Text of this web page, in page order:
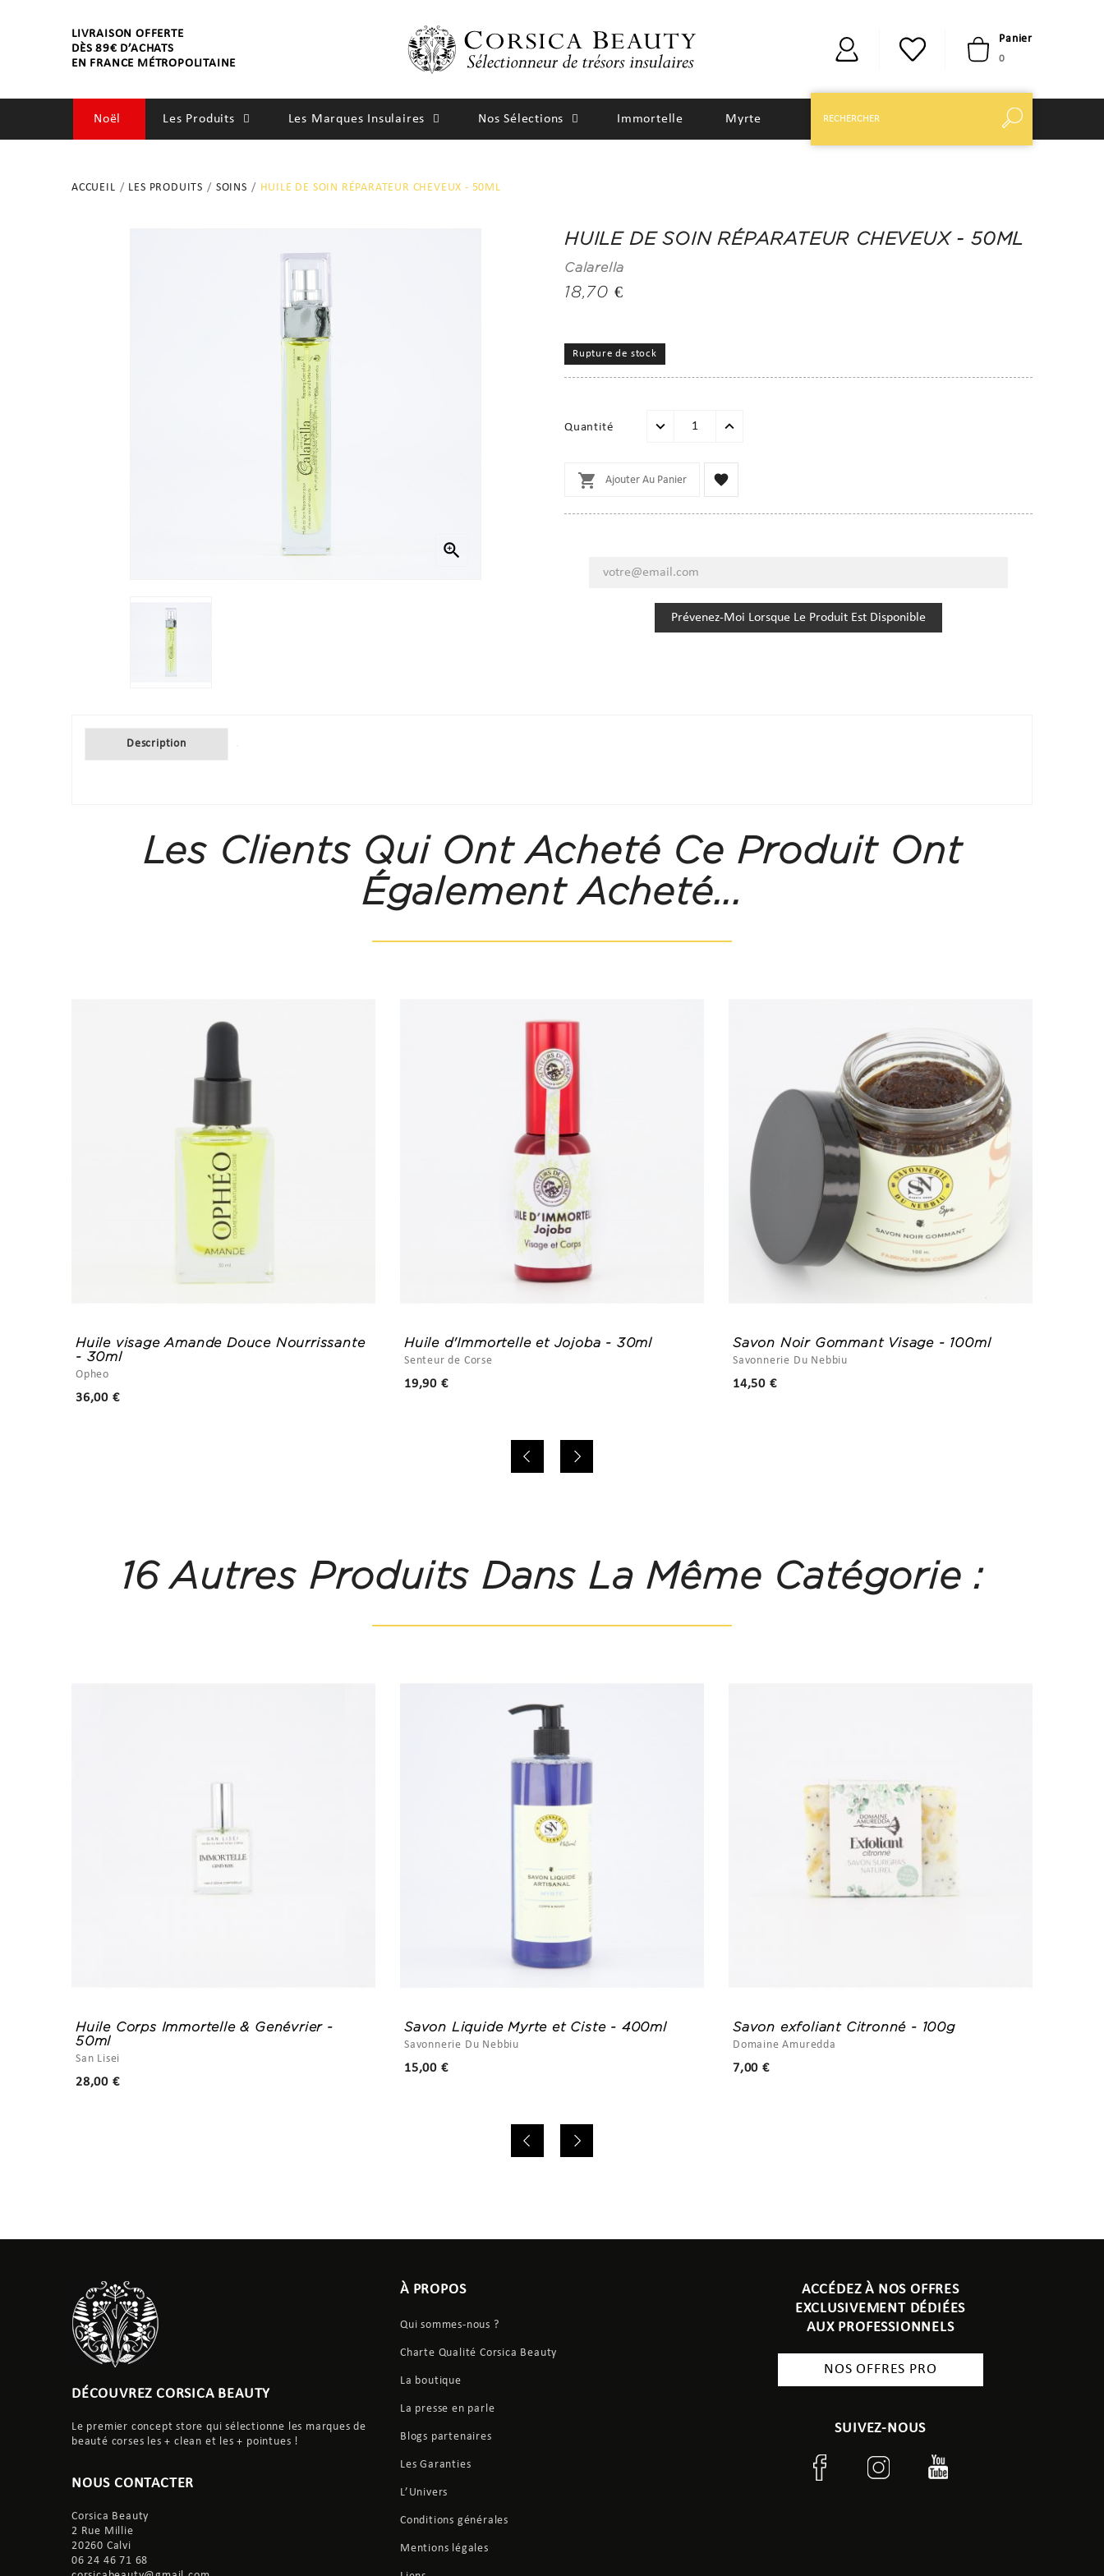
LIVRAISON OFFERTE
DÈS 89€ D’ACHATS
EN FRANCE MÉTROPOLITAINE
Panier
0
Noël Les Produits Les Marques Insulaires Nos Sélections Immortelle Myrte
ACCUEIL LES PRODUITS SOINS HUILE DE SOIN RÉPARATEUR CHEVEUX - 50ML

HUILE DE SOIN RÉPARATEUR CHEVEUX - 50ML
Calarella
18,70 €
Rupture de stock
Quantité
 Ajouter Au Panier 
Prévenez-Moi Lorsque Le Produit Est Disponible
Description
Les Clients Qui Ont Acheté Ce Produit Ont
Également Acheté...
Huile visage Amande Douce Nourrissante
- 30ml
Opheo
36,00 €
Huile d'Immortelle et Jojoba - 30ml
Senteur de Corse
19,90 €
Savon Noir Gommant Visage - 100ml
Savonnerie Du Nebbiu
14,50 €
16 Autres Produits Dans La Même Catégorie :
Huile Corps Immortelle & Genévrier -
50ml
San Lisei
28,00 €
Savon Liquide Myrte et Ciste - 400ml
Savonnerie Du Nebbiu
15,00 €
Savon exfoliant Citronné - 100g
Domaine Amuredda
7,00 €
DÉCOUVREZ CORSICA BEAUTY
Le premier concept store qui sélectionne les marques de
beauté corses les + clean et les + pointues !
NOUS CONTACTER
Corsica Beauty
2 Rue Millie
20260 Calvi
06 24 46 71 68
À PROPOS
Qui sommes-nous ?
Charte Qualité Corsica Beauty
La boutique
La presse en parle
Blogs partenaires
Les Garanties
L’Univers
Conditions générales
Mentions légales
ACCÉDEZ À NOS OFFRES
EXCLUSIVEMENT DÉDIÉES
AUX PROFESSIONNELS
NOS OFFRES PRO
SUIVEZ-NOUS